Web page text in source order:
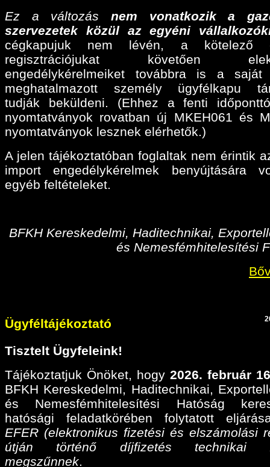
Ez a változás nem vonatkozik a
szervezetek közül az egyéni
cégkapujuk nem lévén, a kötelező
regisztrációjukat követően
engedélykérelmeiket továbbra is a
meghatalmazott személy ügyfélkapu
tudják beküldeni. (Ehhez a fenti
nyomtatványok rovatban új MKEH061 és
nyomtatványok lesznek elérhetők.)
A jelen tájékoztatóban foglaltak nem érintik
import engedélykérelmek benyújtására
egyéb feltételeket.
BFKH Kereskedelmi, Haditechnikai,
és Nemesfémhitelesítési
Ügyféltájékoztató
Tisztelt Ügyfeleink!
Tájékoztatjuk Önöket, hogy 2026. február
BFKH Kereskedelmi, Haditechnikai,
és Nemesfémhitelesítési Hatóság
hatósági feladatkörében folytatott
EFER (elektronikus fizetési és elszámolási
útján történő díjfizetés technikai
megszűnnek.